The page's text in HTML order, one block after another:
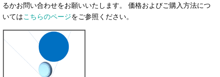
るかお問い合わせをお願いいたします。 価格およびご購入方法につ
いてはこちらのページをご参照ください。